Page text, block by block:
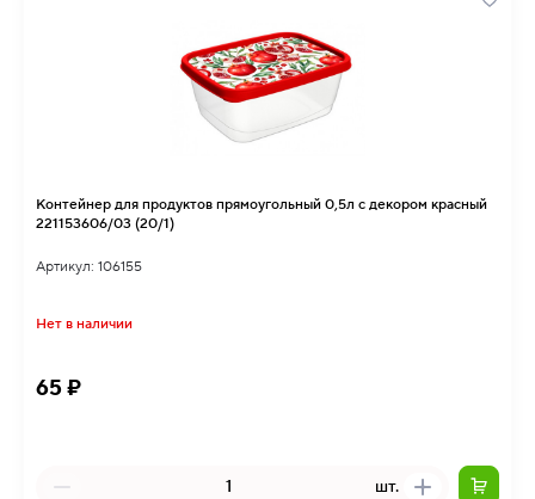
Контейнер для продуктов прямоугольный 0,5л с декором красный
221153606/03 (20/1)
Артикул: 106155
Нет в наличии
65 ₽
шт.